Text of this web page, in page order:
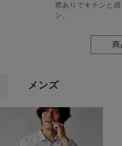
襟ありでキチンと
ン。
商
メンズ